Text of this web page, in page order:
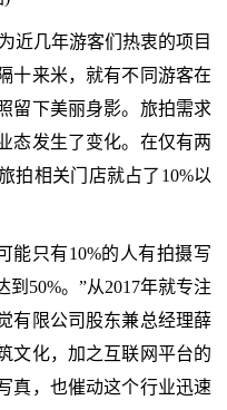
近几年游客们热衷的项目
十来米，就有不同游客在
留下美丽身影。旅拍需求
态发生了变化。在仅有两
拍相关门店就占了10%以
能只有10%的人有拍摄写
50%。”从2017年就专注
有限公司股东兼总经理薛
文化，加之互联网平台的
真，也催动这个行业迅速